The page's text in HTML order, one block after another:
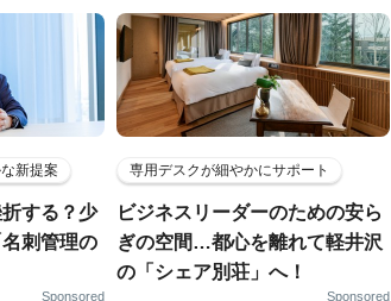
新提案
する？少
刺管理の
Sponsored
専用デスクが細やかにサポート
ビジネスリーダーのための安ら
ぎの空間…都心を離れて軽井沢
の「シェア別荘」へ！
Sponsored